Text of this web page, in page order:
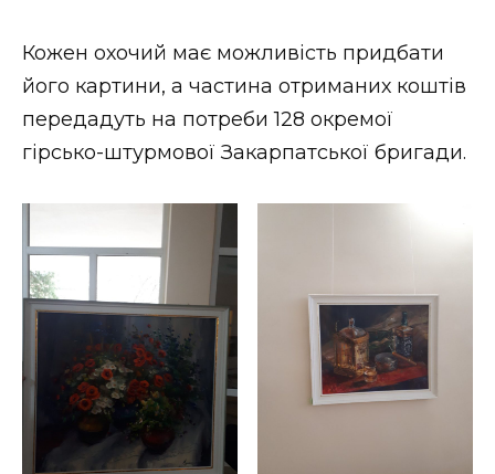
ФОТО
Кожен охочий має можливість придбати
його картини, а частина отриманих коштів
передадуть на потреби 128 окремої
гірсько-штурмової Закарпатської бригади.